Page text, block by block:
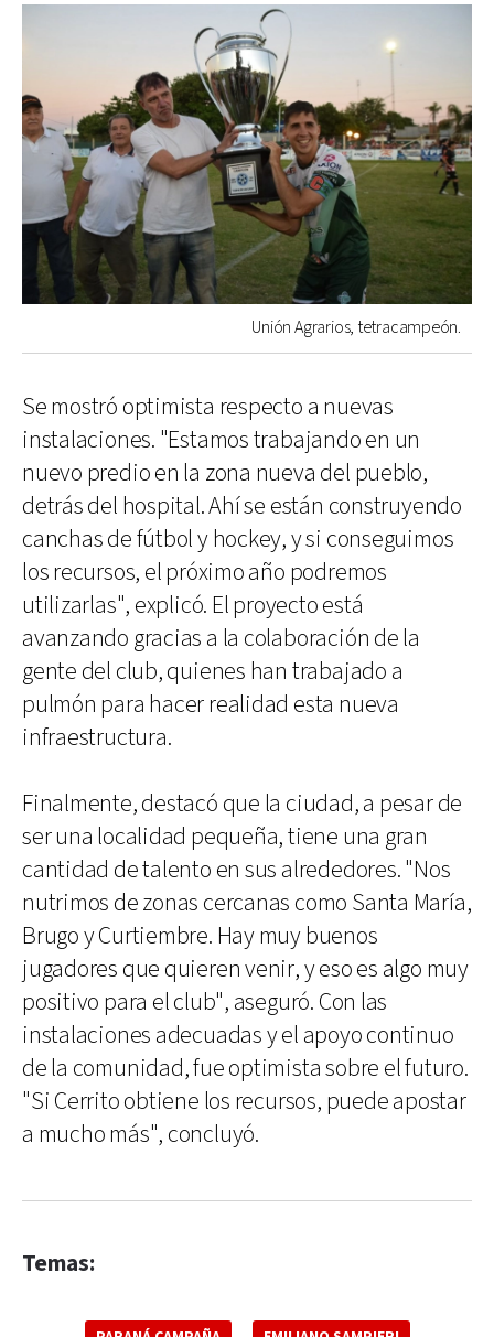
Unión Agrarios, tetracampeón.
Se mostró optimista respecto a nuevas
instalaciones. "Estamos trabajando en un
nuevo predio en la zona nueva del pueblo,
detrás del hospital. Ahí se están construyendo
canchas de fútbol y hockey, y si conseguimos
los recursos, el próximo año podremos
utilizarlas", explicó. El proyecto está
avanzando gracias a la colaboración de la
gente del club, quienes han trabajado a
pulmón para hacer realidad esta nueva
infraestructura.
Finalmente, destacó que la ciudad, a pesar de
ser una localidad pequeña, tiene una gran
cantidad de talento en sus alrededores. "Nos
nutrimos de zonas cercanas como Santa María,
Brugo y Curtiembre. Hay muy buenos
jugadores que quieren venir, y eso es algo muy
positivo para el club", aseguró. Con las
instalaciones adecuadas y el apoyo continuo
de la comunidad, fue optimista sobre el futuro.
"Si Cerrito obtiene los recursos, puede apostar
a mucho más", concluyó.
Temas: